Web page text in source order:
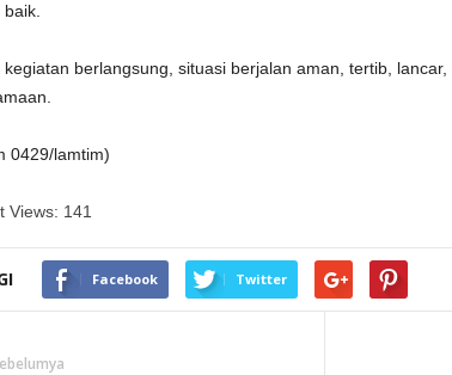
kegiatan berlangsung, situasi berjalan aman, tertib,
0429/lamtim)
Views: 141
Facebook Twitter